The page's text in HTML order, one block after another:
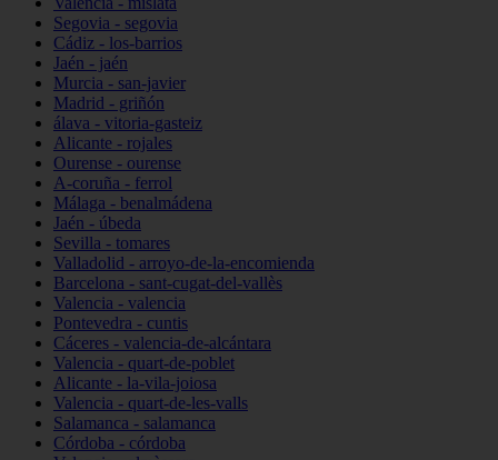
Segovia - segovia
Cádiz - los-barrios
Jaén - jaén
Murcia - san-javier
Madrid - griñón
álava - vitoria-gasteiz
Alicante - rojales
Ourense - ourense
A-coruña - ferrol
Málaga - benalmádena
Jaén - úbeda
Sevilla - tomares
Valladolid - arroyo-de-la-encomienda
Barcelona - sant-cugat-del-vallès
Valencia - valencia
Pontevedra - cuntis
Cáceres - valencia-de-alcántara
Valencia - quart-de-poblet
Alicante - la-vila-joiosa
Valencia - quart-de-les-valls
Salamanca - salamanca
Córdoba - córdoba